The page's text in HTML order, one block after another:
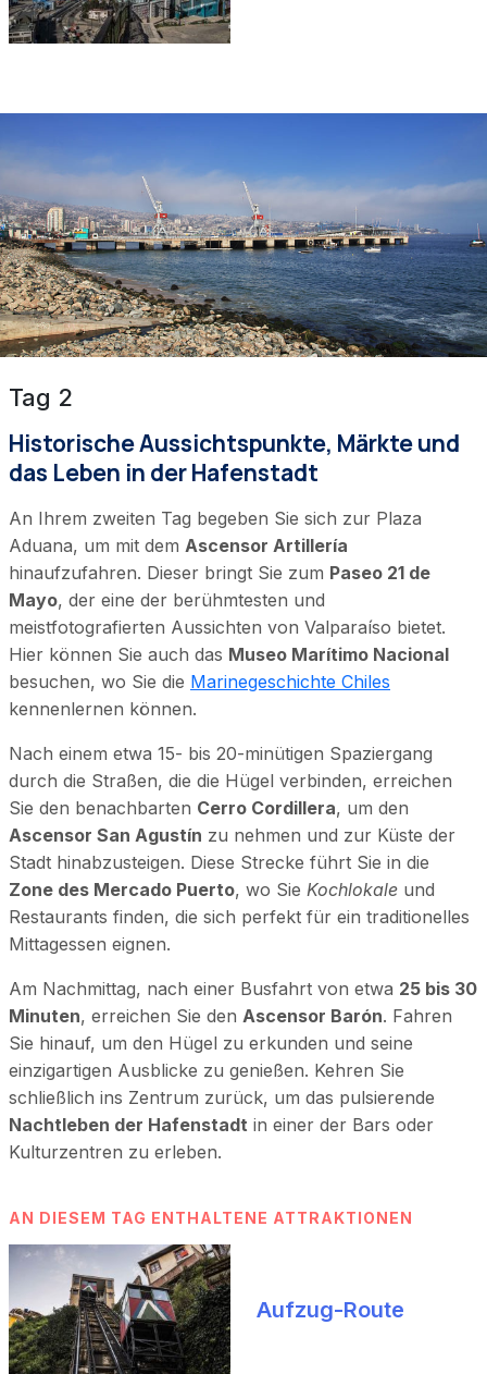
Tag 2
Historische Aussichtspunkte, Märkte und
das Leben in der Hafenstadt
An Ihrem zweiten Tag begeben Sie sich zur Plaza
Aduana, um mit dem Ascensor Artillería
hinaufzufahren. Dieser bringt Sie zum Paseo 21 de
Mayo, der eine der berühmtesten und
meistfotografierten Aussichten von Valparaíso bietet.
Hier können Sie auch das Museo Marítimo Nacional
besuchen, wo Sie die Marinegeschichte Chiles
kennenlernen können.
Nach einem etwa 15- bis 20-minütigen Spaziergang
durch die Straßen, die die Hügel verbinden, erreichen
Sie den benachbarten Cerro Cordillera, um den
Ascensor San Agustín zu nehmen und zur Küste der
Stadt hinabzusteigen. Diese Strecke führt Sie in die
Zone des Mercado Puerto, wo Sie Kochlokale und
Restaurants finden, die sich perfekt für ein traditionelles
Mittagessen eignen.
Am Nachmittag, nach einer Busfahrt von etwa 25 bis 30
Minuten, erreichen Sie den Ascensor Barón. Fahren
Sie hinauf, um den Hügel zu erkunden und seine
einzigartigen Ausblicke zu genießen. Kehren Sie
schließlich ins Zentrum zurück, um das pulsierende
Nachtleben der Hafenstadt in einer der Bars oder
Kulturzentren zu erleben.
AN DIESEM TAG ENTHALTENE ATTRAKTIONEN
Aufzug-Route